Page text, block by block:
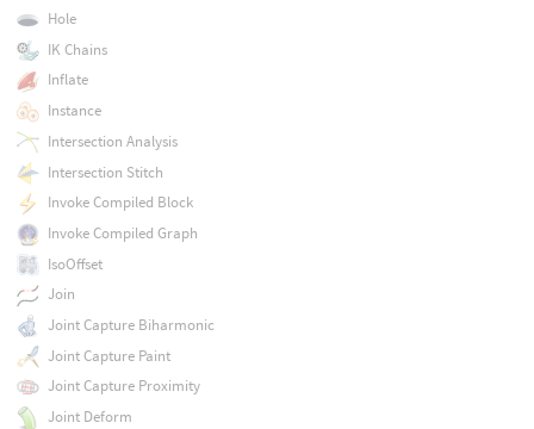
Hole
IK Chains
Inflate
Instance
Intersection Analysis
Intersection Stitch
Invoke Compiled Block
Invoke Compiled Graph
IsoOffset
Join
Joint Capture Biharmonic
Joint Capture Paint
Joint Capture Proximity
Joint Deform